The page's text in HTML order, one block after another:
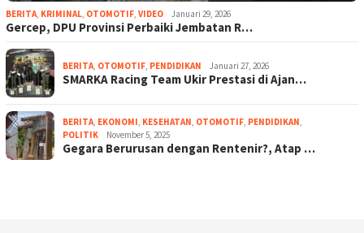
BERITA, KRIMINAL, OTOMOTIF, VIDEO Januari 29, 2026
Gercep, DPU Provinsi Perbaiki Jembatan R…
BERITA, OTOMOTIF, PENDIDIKAN Januari 27, 2026
SMARKA Racing Team Ukir Prestasi di Ajan…
BERITA, EKONOMI, KESEHATAN, OTOMOTIF, PENDIDIKAN,
POLITIK
November 5, 2025
Gegara Berurusan dengan Rentenir?, Atap …